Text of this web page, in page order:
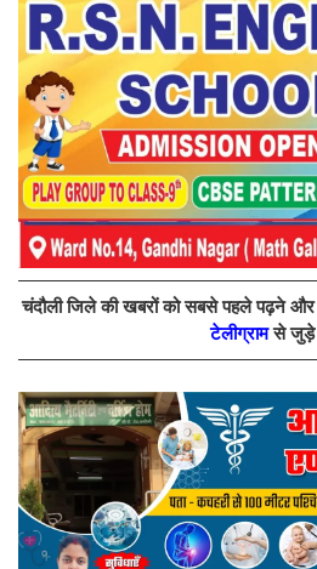
चंदौली जिले की खबरों को सबसे पहले पढ़ने
टेलीग्रामसे